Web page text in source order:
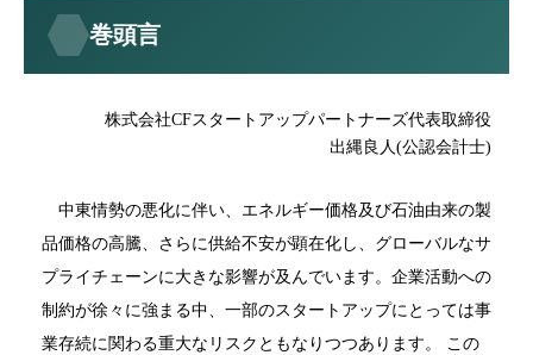
巻頭言
株式会社CFスタートアップパートナーズ代表取締役
出縄良人(公認会計士)
中東情勢の悪化に伴い、エネルギー価格及び石油由来の製
品価格の高騰、さらに供給不安が顕在化し、グローバルなサ
プライチェーンに大きな影響が及んでいます。企業活動への
制約が徐々に強まる中、一部のスタートアップにとっては事
業存続に関わる重大なリスクともなりつつあります。 この